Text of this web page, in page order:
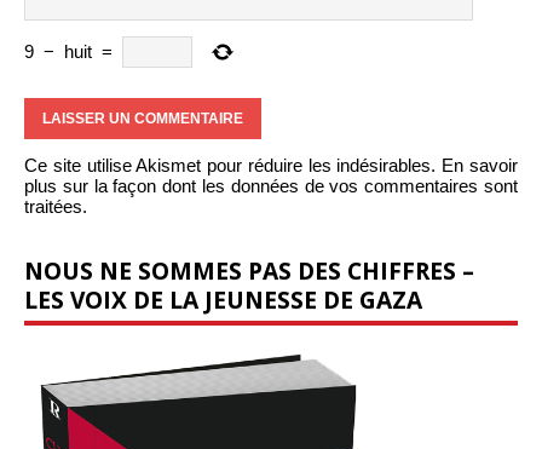
9 − huit =
Ce site utilise Akismet pour réduire les indésirables. En savoir
plus sur la façon dont les données de vos commentaires sont
traitées.
NOUS NE SOMMES PAS DES CHIFFRES –
LES VOIX DE LA JEUNESSE DE GAZA